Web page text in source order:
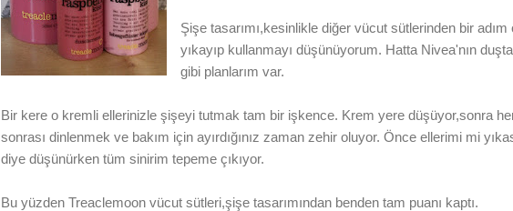
Şişe tasarımı,kesinlikle diğer vücut sütlerinden bir
yıkayıp kullanmayı düşünüyorum. Hatta Nivea'nın
gibi planlarım var.
Bir kere o kremli ellerinizle şişeyi tutmak tam bir işkence. Krem yere düşüyor,sonra
sonrası dinlenmek ve bakım için ayırdığınız zaman zehir oluyor. Önce ellerimi mi
diye düşünürken tüm sinirim tepeme çıkıyor.
Bu yüzden Treaclemoon vücut sütleri,şişe tasarımından benden tam puanı kaptı.